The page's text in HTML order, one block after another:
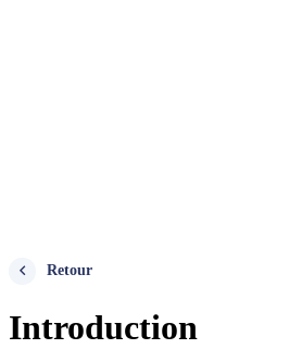
Retour
Introduction